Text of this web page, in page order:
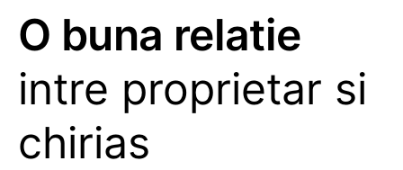
O buna relatie
intre proprietar si
chirias